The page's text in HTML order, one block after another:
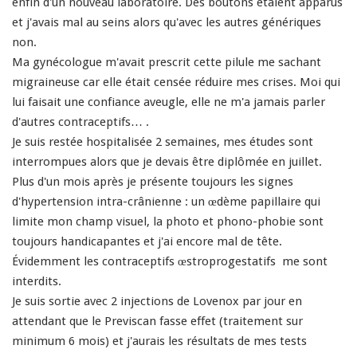
et j'avais mal au seins alors qu'avec les autres génériques
non.
Ma gynécologue m'avait prescrit cette pilule me sachant
migraineuse car elle était censée réduire mes crises. Moi qui
lui faisait une confiance aveugle, elle ne m'a jamais parler
d'autres contraceptifs… .
Je suis restée hospitalisée 2 semaines, mes études sont
interrompues alors que je devais être diplômée en juillet.
Plus d'un mois après je présente toujours les signes
d'hypertension intra-crânienne : un œdème papillaire qui
limite mon champ visuel, la photo et phono-phobie sont
toujours handicapantes et j'ai encore mal de tête.
Évidemment les contraceptifs œstroprogestatifs me sont
interdits.
Je suis sortie avec 2 injections de Lovenox par jour en
attendant que le Previscan fasse effet (traitement sur
minimum 6 mois) et j'aurais les résultats de mes tests